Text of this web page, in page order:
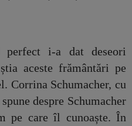
i-a dat deseori
aceste frământări pe
Corrina Schumacher, cu
despre Schumacher
pe care îl cunoaște. În